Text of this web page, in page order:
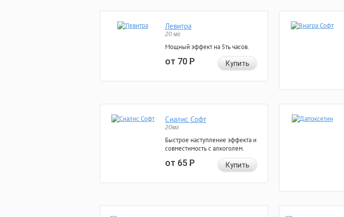
Левитра
20 мг
Мощный эффект на 5ть часов.
от 70Р Купить
Сиалис Софт
20мг
Быстрое наступление эффекта и
совместимость с алкоголем.
от 65Р Купить